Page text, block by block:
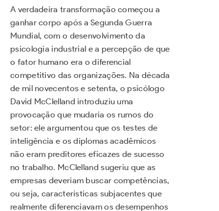
A verdadeira transformação começou a
ganhar corpo após a Segunda Guerra
Mundial, com o desenvolvimento da
psicologia industrial e a percepção de que
o fator humano era o diferencial
competitivo das organizações. Na década
de mil novecentos e setenta, o psicólogo
David McClelland introduziu uma
provocação que mudaria os rumos do
setor: ele argumentou que os testes de
inteligência e os diplomas acadêmicos
não eram preditores eficazes de sucesso
no trabalho. McClelland sugeriu que as
empresas deveriam buscar competências,
ou seja, características subjacentes que
realmente diferenciavam os desempenhos